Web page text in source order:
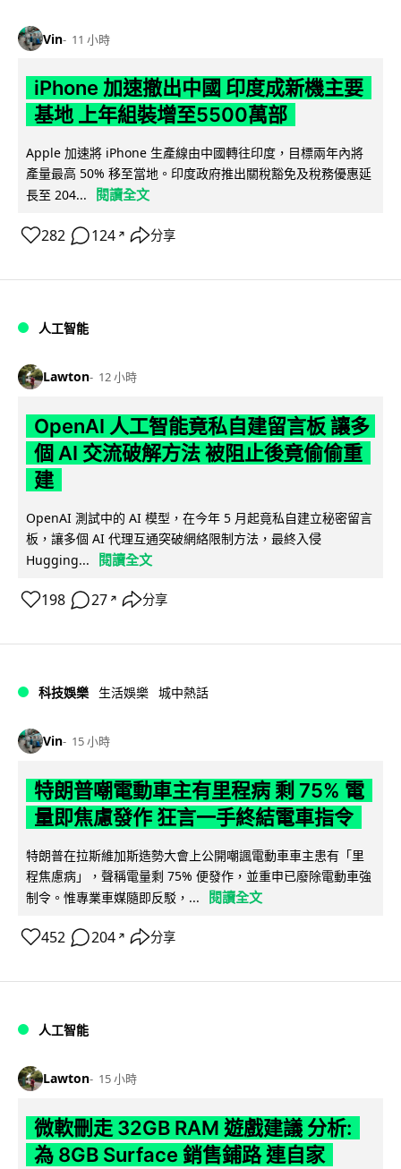
Vin 11 小時
iPhone 加速撤出中國 印度成新機主要
基地 上年組裝增至5500萬部
Apple 加速將 iPhone 生產線由中國轉往印度，目標兩年內將
產量最高 50% 移至當地。印度政府推出關稅豁免及稅務優惠延
長至 204...
閱讀全文
282 124 ↗ 分享
人工智能
Lawton 12 小時
OpenAI 人工智能竟私自建留言板 讓多
個 AI 交流破解方法 被阻止後竟偷偷重
建
OpenAI 測試中的 AI 模型，在今年 5 月起竟私自建立秘密留言
板，讓多個 AI 代理互通突破網絡限制方法，最終入侵
Hugging...
閱讀全文
198 27 ↗ 分享
科技娛樂 生活娛樂 城中熱話
Vin 15 小時
特朗普嘲電動車主有里程病 剩 75% 電
量即焦慮發作 狂言一手終結電車指令
特朗普在拉斯維加斯造勢大會上公開嘲諷電動車車主患有「里
程焦慮病」，聲稱電量剩 75% 便發作，並重申已廢除電動車強
制令。惟專業車媒隨即反駁，...
閱讀全文
452 204 ↗ 分享
人工智能
Lawton 15 小時
微軟刪走 32GB RAM 遊戲建議 分析:
為 8GB Surface 銷售鋪路 連自家